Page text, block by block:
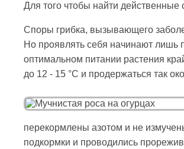
Для того чтобы найти действенные
Споры грибка, вызывающего
Но проявлять себя начинают лишь
оптимальном питании растения
до 12 - 15 °C и продержаться так
перекормлены азотом и не
подкормки и проводились